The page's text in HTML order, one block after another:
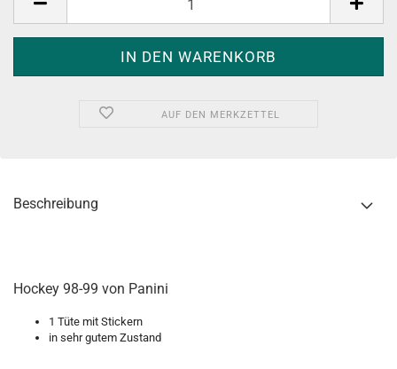
AUF DEN MERKZETTEL
Beschreibung
Hockey 98-99 von Panini
1 Tüte mit Stickern
in sehr gutem Zustand